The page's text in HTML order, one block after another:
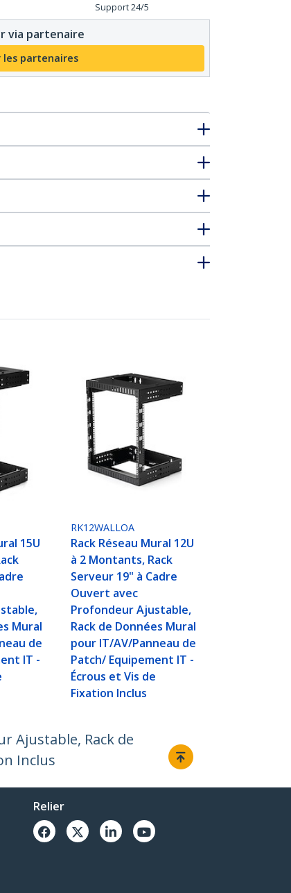
Support 24/5
via partenaire
les partenaires
15U
Mural
de
IT -
RK12WALLOA
Rack Réseau Mural 12U
à 2 Montants, Rack
Serveur 19" à Cadre
Ouvert avec
Profondeur Ajustable,
Rack de Données Mural
pour IT/AV/Panneau de
Patch/ Equipement IT -
Écrous et Vis de
Fixation Inclus
Ajustable, Rack de
Inclus
Relier